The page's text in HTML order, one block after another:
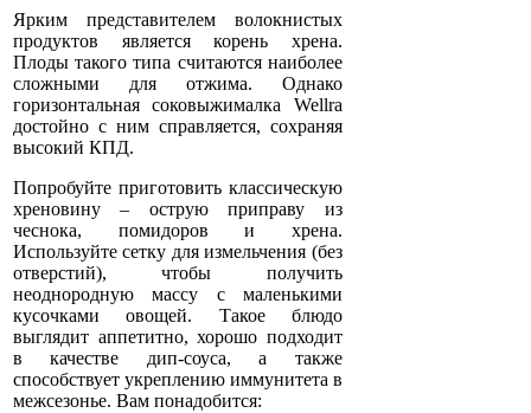
Ярким представителем волокнистых
продуктов является корень хрена.
Плоды такого типа считаются наиболее
сложными для отжима. Однако
горизонтальная соковыжималка Wellra
достойно с ним справляется, сохраняя
высокий КПД.
Попробуйте приготовить классическую
хреновину – острую приправу из
чеснока, помидоров и хрена.
Используйте сетку для измельчения (без
отверстий), чтобы получить
неоднородную массу с маленькими
кусочками овощей. Такое блюдо
выглядит аппетитно, хорошо подходит
в качестве дип-соуса, а также
способствует укреплению иммунитета в
межсезонье. Вам понадобится: